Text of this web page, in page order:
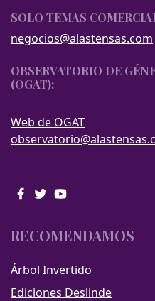
SOLO TEMAS
negocios@alastensas.com
OBSERVATORIO DE
(OGAT):
Web de OGAT
RECOMENDAMOS
Árbol Invertido
Ediciones Deslinde